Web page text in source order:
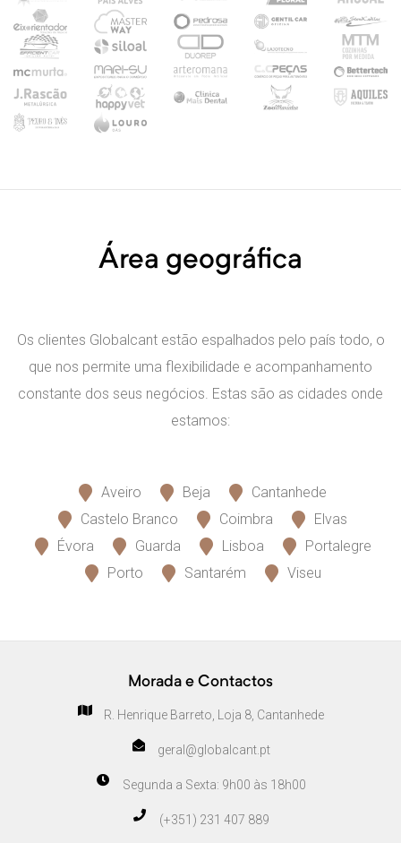
Área geográfica
Os clientes Globalcant estão espalhados pelo país todo, o
que nos permite uma flexibilidade e acompanhamento
constante dos seus negócios. Estas são as cidades onde
estamos:
Aveiro Beja
Cantanhede
Castelo Branco
Coimbra
Elvas
Évora
Guarda Lisboa
Portalegre
Porto
Santarém Viseu
Morada e Contactos
R. Henrique Barreto, Loja 8, Cantanhede
geral@globalcant.pt
Segunda a Sexta: 9h00 às 18h00
(+351) 231 407 889